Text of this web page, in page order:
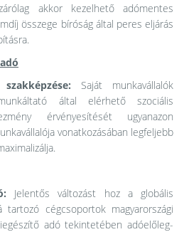
akkor kezelhető adómentes
összege bíróság által peres eljárás
szakképzése:Saját munkavállalók
által elérhető szociális
érvényesítését ugyanazon
vonatkozásában legfeljebb
Jelentős változást hoz a globális
tartozó cégcsoportok magyarországi
adó tekintetében adóelőleg-